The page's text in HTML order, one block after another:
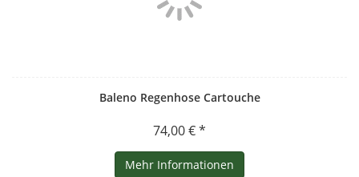
Baleno Regenhose Cartouche
74,00 € *
Mehr Informationen